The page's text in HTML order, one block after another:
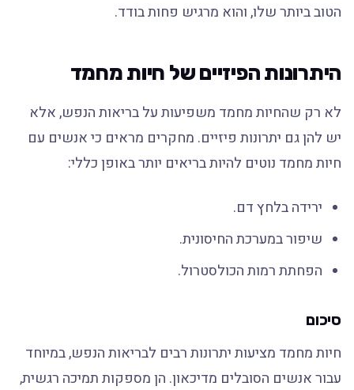
הטוב ביותר שלו, והוא מרגיש פחות בודד.
היתרונות הפיזיים של חיות מחמד
לא רק שהחיות מחמד משפיעות על בריאות הנפש, אלא
יש להן גם יתרונות פיזיים. מחקרים מראים כי אנשים עם
חיות מחמד נוטים להיות בריאים יותר באופן כללי:
ירידה בלחץ דם.
שיפור במערכת החיסונית.
הפחתת רמות הכולסטרול.
סיכום
חיות מחמד מציעות יתרונות רבים לבריאות הנפש, במיוחד
עבור אנשים הסובלים מדיכאון. הן מספקות תמיכה רגשית,